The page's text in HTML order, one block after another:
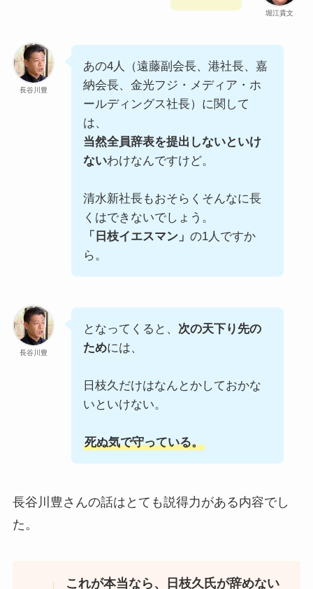
堀江貴文
長谷川豊
あの4人（遠藤副会長、港社長、嘉
納会長、金光フジ・メディア・ホ
ールディングス社長）に関して
は、
当然全員辞表を提出しないといけ
ないわけなんですけど。
清水新社長もおそらくそんなに長
くはできないでしょう。
「日枝イエスマン」 の1人ですか
ら。
長谷川豊
となってくると、 次の天下り先の
ためには、
日枝久だけはなんとかしておかな
いといけない。
死ぬ気で守っている。
長谷川豊さんの話はとても説得力がある内容でし
た。
これが本当なら、日枝久氏が辞めない